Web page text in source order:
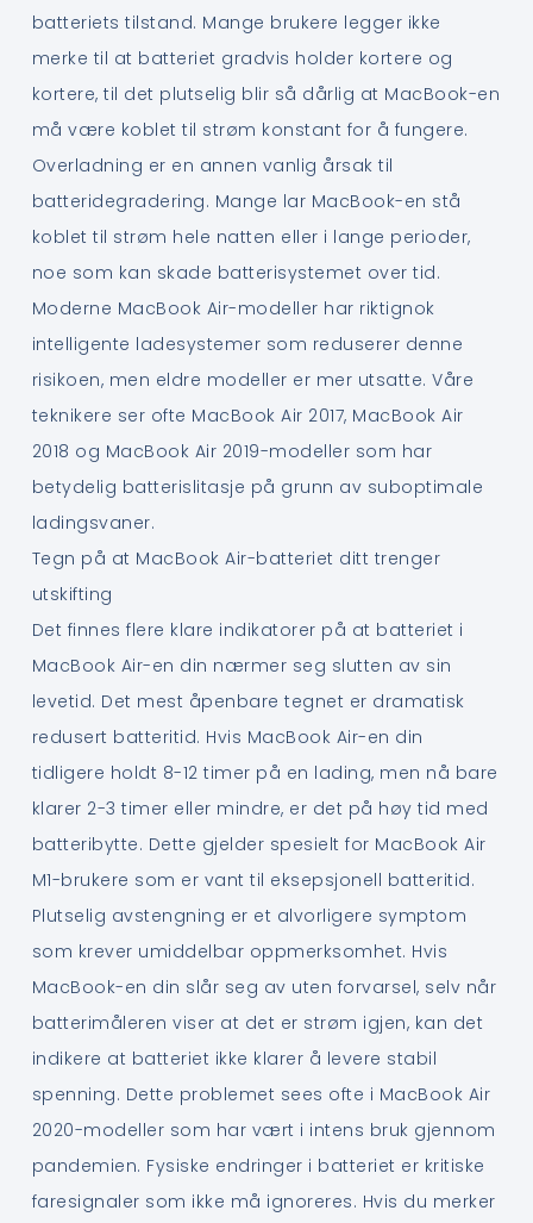
batteriets tilstand. Mange brukere legger ikke
merke til at batteriet gradvis holder kortere og
kortere, til det plutselig blir så dårlig at MacBook-en
må være koblet til strøm konstant for å fungere.
Overladning er en annen vanlig årsak til
batteridegradering. Mange lar MacBook-en stå
koblet til strøm hele natten eller i lange perioder,
noe som kan skade batterisystemet over tid.
Moderne MacBook Air-modeller har riktignok
intelligente ladesystemer som reduserer denne
risikoen, men eldre modeller er mer utsatte. Våre
teknikere ser ofte MacBook Air 2017, MacBook Air
2018 og MacBook Air 2019-modeller som har
betydelig batterislitasje på grunn av suboptimale
ladingsvaner.
Tegn på at MacBook Air-batteriet ditt trenger
utskifting
Det finnes flere klare indikatorer på at batteriet i
MacBook Air-en din nærmer seg slutten av sin
levetid. Det mest åpenbare tegnet er dramatisk
redusert batteritid. Hvis MacBook Air-en din
tidligere holdt 8-12 timer på en lading, men nå bare
klarer 2-3 timer eller mindre, er det på høy tid med
batteribytte. Dette gjelder spesielt for MacBook Air
M1-brukere som er vant til eksepsjonell batteritid.
Plutselig avstengning er et alvorligere symptom
som krever umiddelbar oppmerksomhet. Hvis
MacBook-en din slår seg av uten forvarsel, selv når
batterimåleren viser at det er strøm igjen, kan det
indikere at batteriet ikke klarer å levere stabil
spenning. Dette problemet sees ofte i MacBook Air
2020-modeller som har vært i intens bruk gjennom
pandemien. Fysiske endringer i batteriet er kritiske
faresignaler som ikke må ignoreres. Hvis du merker